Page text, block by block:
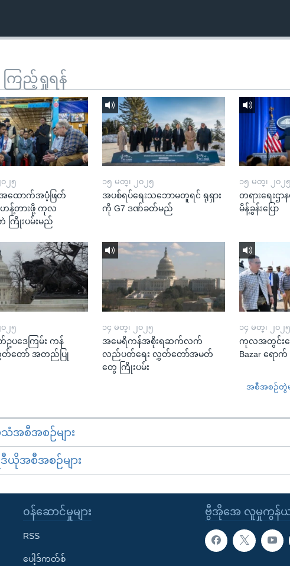
ြည့်ရှုရန်
၂၅
အထောက်အပံ့ဖြတ်
န့်တားဖို့ ကုလ
ကြိုးပမ်းမည်
၁၅ မတ္၊ ၂၀၂၅
အပစ်ရပ်ရေးသဘောမတူရင် ရုရှား
ကို G7 ဒဏ်ခတ်မည်
၁၅ မတ္၊ ၂၀၂၅
တရားရေးဌာ
မိန့်ခွန်းပြော
၂၅
ပဒေကြမ်း ကန်
တော် အတည်ပြု
၁၄ မတ္၊ ၂၀၂၅
အမေရိကန်အစိုးရဆက်လက်
လည်ပတ်ရေး လွှတ်တော်အမတ်
တွေ ကြိုးပမ်း
၁၄ မတ္၊ ၂၀၂၅
ကုလအတွင်းရေ
Bazar ရောက်
အစီအစဉ်တွဲမ
အစီအစဉ်များ
ယိုအစီအစဉ်များ
ဗွီအိုအေ လူမှုကွန်ယ
၀န်ဆောင်မှုများ
RSS
ပေါ့ဒ်ကတ်စ်